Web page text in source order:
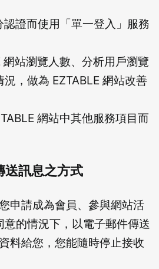
認證而使用「單一登入」服務
網站瀏覽人數、分析用戶瀏覽
，做為 EZTABLE 網站改善
網站中其他服務項目而
送訊息之方式
申請成為會員、參與網站活
的情況下，以電子郵件傳送
料給您，您能隨時停止接收